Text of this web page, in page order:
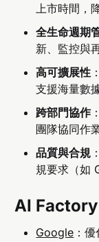
上市時間，
全生命週期
新、監控與
高可擴展性
支援海量數
跨部門協作
團隊協同作
品質與合規
規要求（如
AI Factory
Google ：